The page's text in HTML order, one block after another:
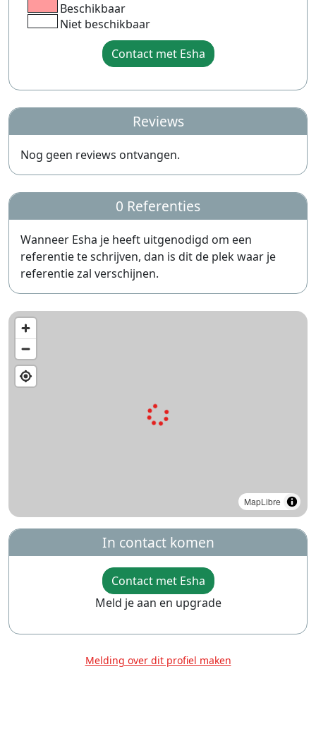
Beschikbaar
Niet beschikbaar
Contact met Esha
Reviews
Nog geen reviews ontvangen.
0 Referenties
Wanneer Esha je heeft uitgenodigd om een
referentie te schrijven, dan is dit de plek waar je
referentie zal verschijnen.
MapLibre
In contact komen
Contact met Esha
Meld je aan en upgrade
Melding over dit profiel maken